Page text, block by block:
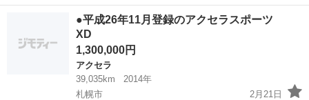
ー名：マツダ ■車種名：アクセラスポーツ XD ■排気量：2,200cc ■年
式：H26年 ■走行距離：39,035km ■色名：...
アクセラ 法人
●平成26年11月登録のアクセラスポーツ
XD
1,300,000円
アクセラ
39,035km
2014年
札幌市
2月21日